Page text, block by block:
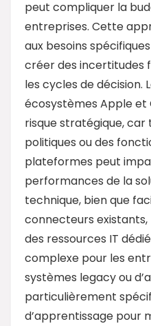
peut compliquer la
entreprises. Cette
aux besoins
créer des incertitudes
les cycles de décision.
écosystèmes Apple et
risque stratégique,
politiques ou des
plateformes peut
performances de la
technique, bien que
connecteurs
des ressources IT
complexe pour les
systèmes legacy ou
particulièrement
d’apprentissage pour